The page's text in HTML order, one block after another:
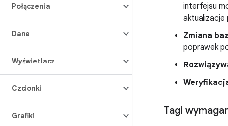
Połączenia
Dane
Wyświetlacz
Czcionki
Grafiki
interfejsu
aktualizacje
Zmiana
poprawek
Tagi